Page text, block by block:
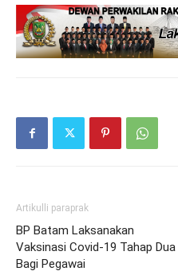
Artikulli paraprak
BP Batam Laksanakan
Vaksinasi Covid-19 Tahap Dua
Bagi Pegawai